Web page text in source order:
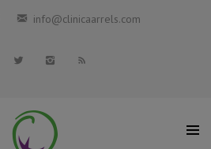
info@clinicaarrels.com